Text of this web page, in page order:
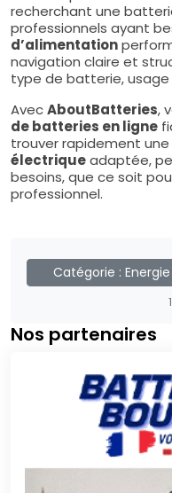
recherchant une
professionnels ayant
d’alimentation
navigation claire et
type de batterie,
AvecAboutBatteries,
de batteries en ligne
trouver rapidement une
électriqueadaptée,
besoins, que ce soit
professionnel.
Catégorie : Energie
Nos partenaires